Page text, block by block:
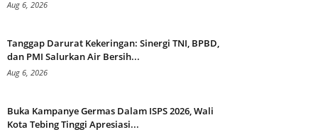
Aug 6, 2026
Tanggap Darurat Kekeringan: Sinergi TNI, BPBD,
dan PMI Salurkan Air Bersih...
Aug 6, 2026
Buka Kampanye Germas Dalam ISPS 2026, Wali
Kota Tebing Tinggi Apresiasi...